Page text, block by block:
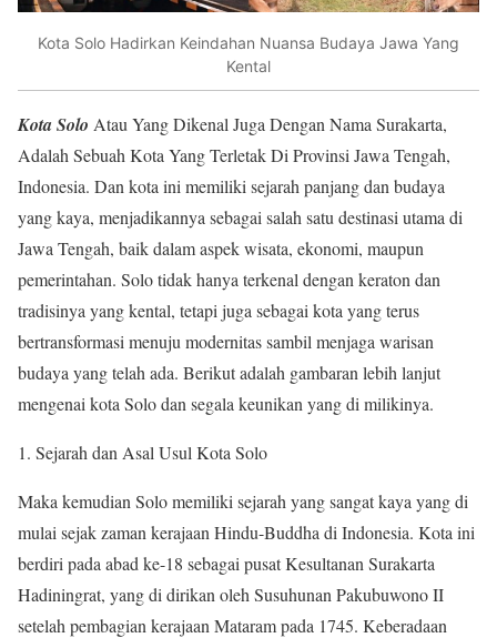
Kota Solo Hadirkan Keindahan Nuansa Budaya Jawa Yang
Kental
Kota Solo Atau Yang Dikenal Juga Dengan Nama Surakarta,
Adalah Sebuah Kota Yang Terletak Di Provinsi Jawa Tengah,
Indonesia. Dan kota ini memiliki sejarah panjang dan budaya
yang kaya, menjadikannya sebagai salah satu destinasi utama di
Jawa Tengah, baik dalam aspek wisata, ekonomi, maupun
pemerintahan. Solo tidak hanya terkenal dengan keraton dan
tradisinya yang kental, tetapi juga sebagai kota yang terus
bertransformasi menuju modernitas sambil menjaga warisan
budaya yang telah ada. Berikut adalah gambaran lebih lanjut
mengenai kota Solo dan segala keunikan yang di milikinya.
Sejarah dan Asal Usul Kota Solo
Maka kemudian Solo memiliki sejarah yang sangat kaya yang di
mulai sejak zaman kerajaan Hindu-Buddha di Indonesia. Kota ini
berdiri pada abad ke-18 sebagai pusat Kesultanan Surakarta
Hadiningrat, yang di dirikan oleh Susuhunan Pakubuwono II
setelah pembagian kerajaan Mataram pada 1745. Keberadaan